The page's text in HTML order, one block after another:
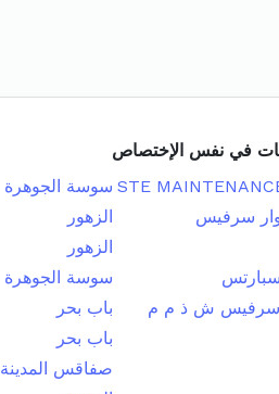
في نفس الإختصاص
STE سوسة الجوهرة
سرفيس
الزهور
الزهور
سوسة الجوهرة
سرفيس ش ذ م م
باب بحر
باب بحر
صفاقس المدينة